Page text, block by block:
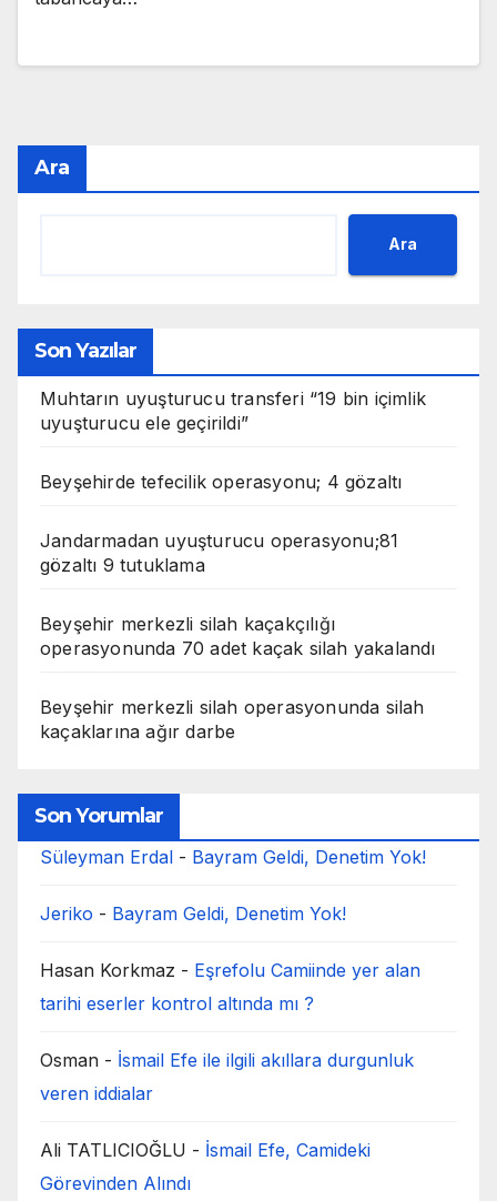
Ara
Ara
Son Yazılar
Muhtarın uyuşturucu transferi “19 bin içimlik
uyuşturucu ele geçirildi”
Beyşehirde tefecilik operasyonu; 4 gözaltı
Jandarmadan uyuşturucu operasyonu;81
gözaltı 9 tutuklama
Beyşehir merkezli silah kaçakçılığı
operasyonunda 70 adet kaçak silah yakalandı
Beyşehir merkezli silah operasyonunda silah
kaçaklarına ağır darbe
Son Yorumlar
Süleyman Erdal - Bayram Geldi, Denetim Yok!
Jeriko - Bayram Geldi, Denetim Yok!
Hasan Korkmaz - Eşrefolu Camiinde yer alan
tarihi eserler kontrol altında mı ?
Osman - İsmail Efe ile ilgili akıllara durgunluk
veren iddialar
Ali TATLICIOĞLU - İsmail Efe, Camideki
Görevinden Alındı